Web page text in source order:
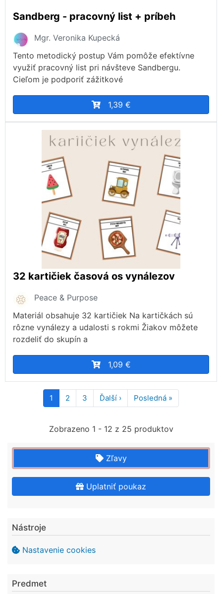
Sandberg - pracovný list + príbeh
Mgr. Veronika Kupecká
Tento metodický postup Vám pomôže efektívne
využiť pracovný list pri návšteve Sandbergu.
Cieľom je podporiť zážitkové
1,39 €
32 kartičiek časová os vynálezov
Peace & Purpose
Materiál obsahuje 32 kartičiek Na kartičkách sú
rôzne vynálezy a udalosti s rokmi Žiakov môžete
rozdeliť do skupín a
1,09 €
Pagination
1 2 3 Ďalší › Ďalšia
strana
Posledná »
strana
Zobrazeno 1 - 12 z 25 produktov
Zľavy
Uplatniť poukaz
Nástroje
Nastavenie cookies
Predmet